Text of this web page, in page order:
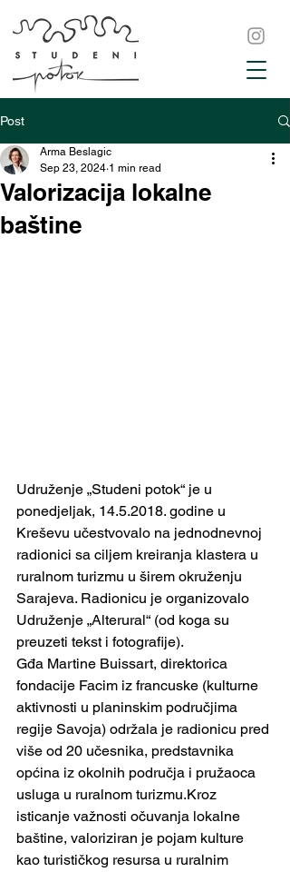
Post
Valorizacija lokalne
baštine
Arma Beslagic
Sep 23, 2024 1 min read
Udruženje „Studeni potok“ je u
ponedjeljak, 14.5.2018. godine u
Kreševu učestvovalo na jednodnevnoj
radionici sa ciljem kreiranja klastera u
ruralnom turizmu u širem okruženju
Sarajeva. Radionicu je organizovalo
Udruženje „Alterural“ (od koga su
preuzeti tekst i fotografije).
Gđa Martine Buissart, direktorica
fondacije Facim iz francuske (kulturne
aktivnosti u planinskim područjima
regije Savoja) održala je radionicu pred
više od 20 učesnika, predstavnika
općina iz okolnih područja i pružaoca
usluga u ruralnom turizmu.Kroz
isticanje važnosti očuvanja lokalne
baštine, valoriziran je pojam kulture
kao turističkog resursa u ruralnim